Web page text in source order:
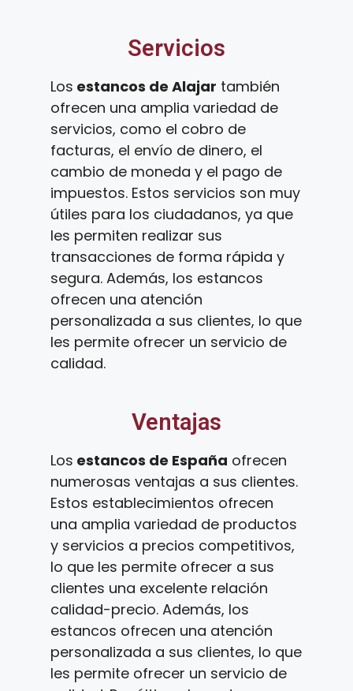
Servicios
Los estancos de Alajar también
ofrecen una amplia variedad de
servicios, como el cobro de
facturas, el envío de dinero, el
cambio de moneda y el pago de
impuestos. Estos servicios son muy
útiles para los ciudadanos, ya que
les permiten realizar sus
transacciones de forma rápida y
segura. Además, los estancos
ofrecen una atención
personalizada a sus clientes, lo que
les permite ofrecer un servicio de
calidad.
Ventajas
Los estancos de España ofrecen
numerosas ventajas a sus clientes.
Estos establecimientos ofrecen
una amplia variedad de productos
y servicios a precios competitivos,
lo que les permite ofrecer a sus
clientes una excelente relación
calidad-precio. Además, los
estancos ofrecen una atención
personalizada a sus clientes, lo que
les permite ofrecer un servicio de